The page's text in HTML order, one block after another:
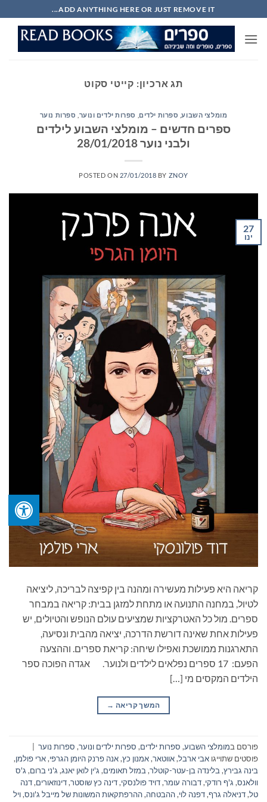
to
content
ADD ANYTHING HERE OR JUST REMOVE IT...
תג ארכיון: קייטי סקוט
מומלצי השבוע, ספרות ילדים ספרות ילדים ונוער ספרות נוער
ספרים חדשים – מומלצי השבוע לילדים
ולבני נוער 28/01/2018
POSTED ON 27/01/2018 BY ZNOY
27
ינו
קריאה היא פעילות מעשירה ומהנה בין קפיצה לבריכה, ליציאה
לטיול, במחנה התנועה או מתחת למזגן בבית: קריאה במבחר
ספרים. מול כל האטרקציות שמציעים עולם הנופש והטיולים, יש
פעילות אחת שאינה דורשת הדרכה, יציאה מהבית ונסיעה,
התארגנות ממושכת ואפילו שיחה: קריאת ספרים. וההצעה
הפעם: 17 ספרים נפלאים לילדים ולנוער. אגדה הפוכה ספר
הילדים המקסים מי […]
המשך קריאה →
פורסם במומלצי השבוע, ספרות ילדים, ספרות ילדים ונוער, ספרות נוער
פוסטים שתוייגו אבי ארבל,אווטאר,אמנון כץ,אנה פרנק היומן הגרפי,ארי פולמן,
בינה גבירץ, בלינדה בן-עטר-קוטלר, במזל תאומים, ג'ין לואן יאנג, ג'ני ברום, ג'ס
וולאנס, ג'ף רודקי,דבורה עומר,דויד פולנסקי,דינה כץ שוסטר,דינוזאורים,דנה
טל,דניאלה גרף,דפנה לוי,ההבטחה,ההרפתקאות המשונות של מייבל ג'ונס,ויל